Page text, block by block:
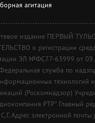
агитация
издание ПЕРВЫЙ
о регистрации
ЭЛ №ФС77-63999 от 09
служба по
технологий
(Роскомнадзор)
РТР" Главный
Адрес электронной почты